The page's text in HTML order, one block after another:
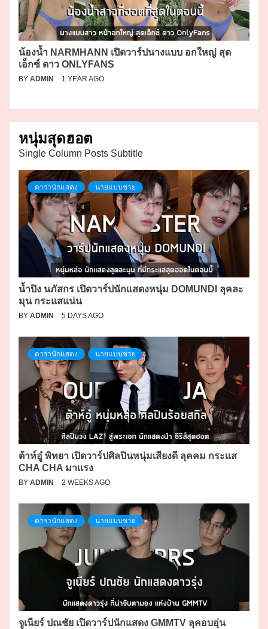
น้องน้ำ NARMHANN เปิดวาร์ปนางแบบ อกใหญ่ สุด
เอ็กซ์ ดาว ONLYFANS
BY ADMIN 1 YEAR AGO
หนุ่มสุดฮอต
Single Column Posts Subtitle
ดารานักแสดง นายแบบชาย
น้ำปิง นภัสกร เปิดวาร์ปนักแสดงหนุ่ม DOMUNDI ลุคละ
มุน กระแสแน่น
BY ADMIN 5 DAYS AGO
ดารานักแสดง นายแบบชาย
ต้าห์อู๋ พิทยา เปิดวาร์ปศิลปินหนุ่มเสียงดี ลุคคม กระแส
CHA CHA มาแรง
BY ADMIN 2 WEEKS AGO
ดารานักแสดง นายแบบชาย
จูเนียร์ ปณชัย เปิดวาร์ปนักแสดง GMMTV ลุคอบอุ่น